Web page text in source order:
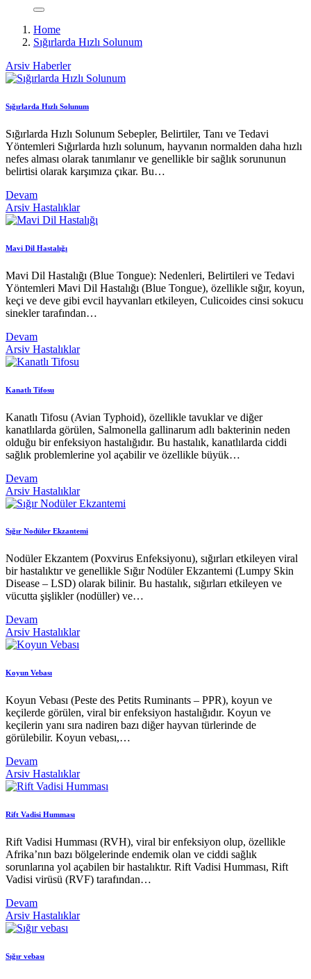
Home
Sığırlarda Hızlı Solunum
Arsiv Haberler
Sığırlarda Hızlı Solunum
Sığırlarda Hızlı Solunum Sebepler, Belirtiler, Tanı ve Tedavi
Yöntemleri Sığırlarda hızlı solunum, hayvanın normalden daha hızlı
nefes alması olarak tanımlanır ve genellikle bir sağlık sorununun
belirtisi olarak karşımıza çıkar. Bu…
Devam
Arsiv Hastalıklar
Mavi Dil Hastalığı
Mavi Dil Hastalığı (Blue Tongue): Nedenleri, Belirtileri ve Tedavi
Yöntemleri Mavi Dil Hastalığı (Blue Tongue), özellikle sığır, koyun,
keçi ve deve gibi evcil hayvanları etkileyen, Culicoides cinsi sokucu
sinekler tarafından…
Devam
Arsiv Hastalıklar
Kanatlı Tifosu
Kanatlı Tifosu (Avian Typhoid), özellikle tavuklar ve diğer
kanatlılarda görülen, Salmonella gallinarum adlı bakterinin neden
olduğu bir enfeksiyon hastalığıdır. Bu hastalık, kanatlılarda ciddi
sağlık problemlerine yol açabilir ve özellikle büyük…
Devam
Arsiv Hastalıklar
Sığır Nodüler Ekzantemi
Nodüler Ekzantem (Poxvirus Enfeksiyonu), sığırları etkileyen viral
bir hastalıktır ve genellikle Sığır Nodüler Ekzantemi (Lumpy Skin
Disease – LSD) olarak bilinir. Bu hastalık, sığırları etkileyen ve
vücutta şişlikler (nodüller) ve…
Devam
Arsiv Hastalıklar
Koyun Vebası
Koyun Vebası (Peste des Petits Ruminants – PPR), koyun ve
keçilerde görülen, viral bir enfeksiyon hastalığıdır. Koyun ve
keçilerin yanı sıra nadiren bazı diğer hayvan türlerinde de
görülebilir. Koyun vebası,…
Devam
Arsiv Hastalıklar
Rift Vadisi Humması
Rift Vadisi Humması (RVH), viral bir enfeksiyon olup, özellikle
Afrika’nın bazı bölgelerinde endemik olan ve ciddi sağlık
sorunlarına yol açabilen bir hastalıktır. Rift Vadisi Humması, Rift
Vadisi virüsü (RVF) tarafından…
Devam
Arsiv Hastalıklar
Sığır vebası